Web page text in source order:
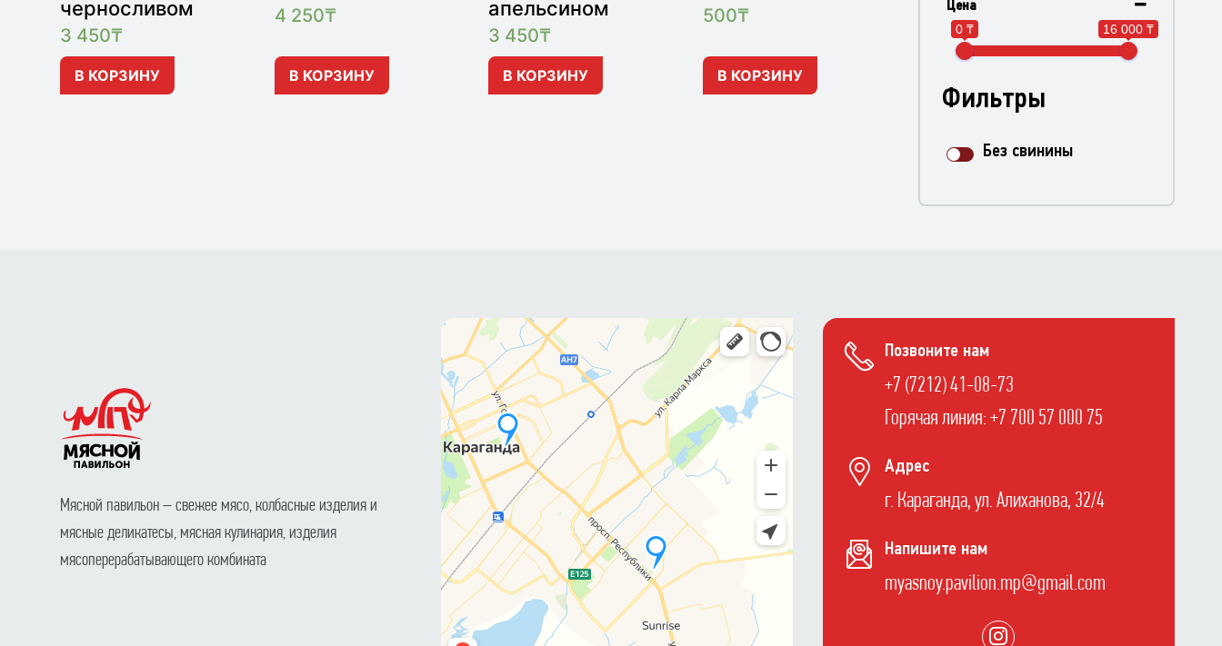
черносливом
3 450₸
В КОРЗИНУ
4 250₸
В КОРЗИНУ
апельсином
3 450₸
В КОРЗИНУ
500₸
В КОРЗИНУ
Цена
0 ₸ 16 000 ₸
Фильтры
Без свинины
Мясной павильон – свежее мясо, колбасные изделия и
мясные деликатесы, мясная кулинария, изделия
мясоперерабатывающего комбината
Позвоните нам
+7 (7212) 41-08-73
Горячая линия: +7 700 57 000 75
Адрес
г. Караганда, ул. Алиханова, 32/4
Напишите нам
myasnoy.pavilion.mp@gmail.com